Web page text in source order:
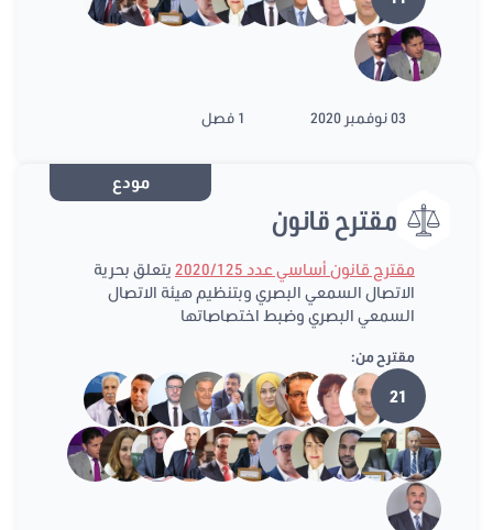
03 نوفمبر 2020 1 فصل
مودع
مقترح قانون
مقترح قانون أساسي عدد 2020/125
يتعلق بحرية
الاتصال السمعي البصري وبتنظيم هيئة الاتصال
السمعي البصري وضبط اختصاصاتها
مقترح من:
21